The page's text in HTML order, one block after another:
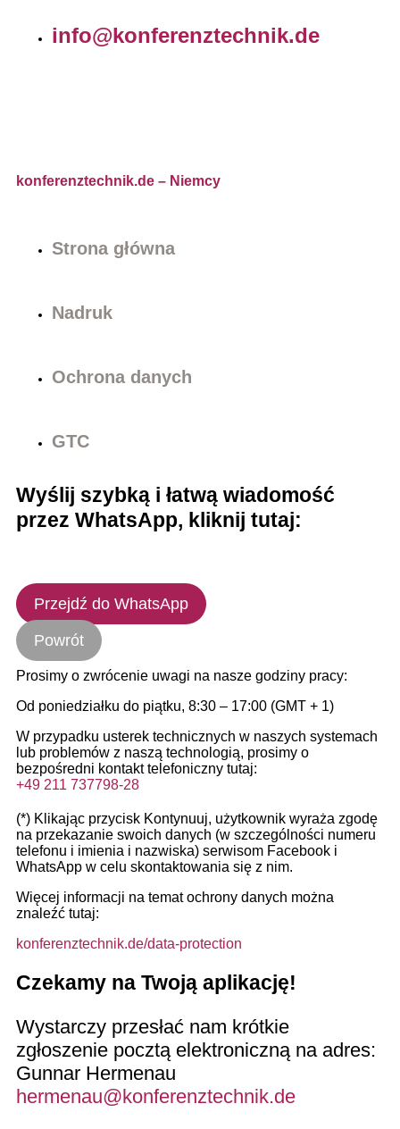
info@konferenztechnik.de
konferenztechnik.de – Niemcy
Strona główna
Nadruk
Ochrona danych
GTC
Wyślij szybką i łatwą wiadomość
przez WhatsApp, kliknij tutaj:
Przejdź do WhatsApp
Powrót
Prosimy o zwrócenie uwagi na nasze godziny pracy:
Od poniedziałku do piątku, 8:30 – 17:00 (GMT + 1)
W przypadku usterek technicznych w naszych systemach
lub problemów z naszą technologią, prosimy o
bezpośredni kontakt telefoniczny tutaj:
+49 211 737798-28
(*) Klikając przycisk Kontynuuj, użytkownik wyraża zgodę
na przekazanie swoich danych (w szczególności numeru
telefonu i imienia i nazwiska) serwisom Facebook i
WhatsApp w celu skontaktowania się z nim.
Więcej informacji na temat ochrony danych można
znaleźć tutaj:
konferenztechnik.de/data-protection
Czekamy na Twoją aplikację!
Wystarczy przesłać nam krótkie
zgłoszenie pocztą elektroniczną na adres:
Gunnar Hermenau
hermenau@konferenztechnik.de